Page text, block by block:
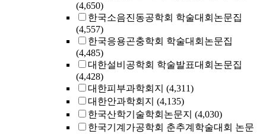
(4,650)
한국소음진동공학회 학술대회논문집
(4,557)
한국응용곤충학회 학술대회논문집
(4,485)
대한설비공학회 학술발표대회논문집
(4,428)
대한피부과학회지 (4,311)
대한안과학회지 (4,135)
한국산학기술학회논문지 (4,030)
한국기계가공학회 춘추계학술대회 논문